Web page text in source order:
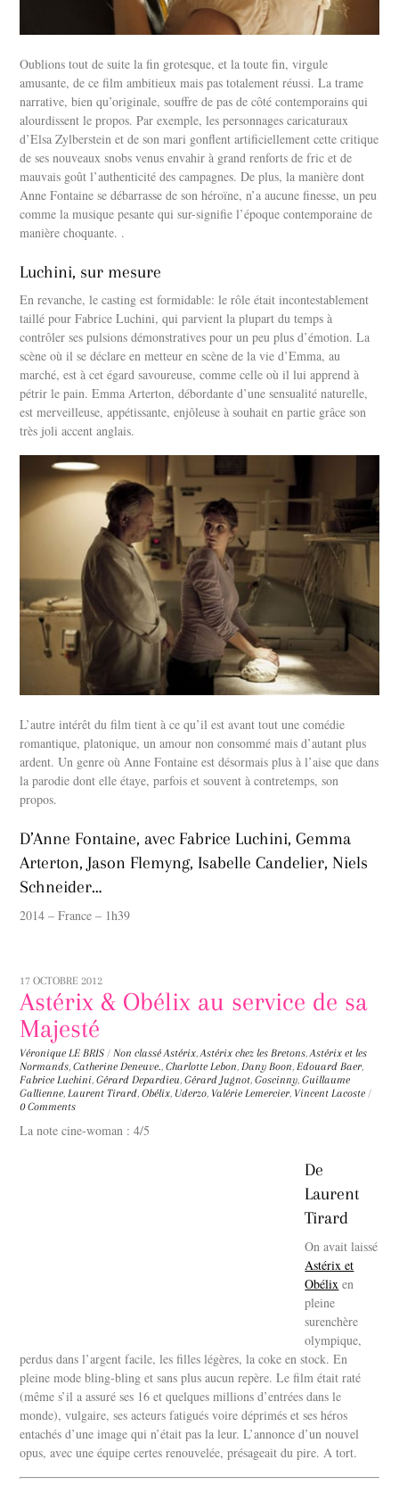
Oublions tout de suite la fin grotesque, et la toute fin, virgule
amusante, de ce film ambitieux mais pas totalement réussi. La trame
narrative, bien qu’originale, souffre de pas de côté contemporains qui
alourdissent le propos. Par exemple, les personnages caricaturaux
d’Elsa Zylberstein et de son mari gonflent artificiellement cette critique
de ses nouveaux snobs venus envahir à grand renforts de fric et de
mauvais goût l’authenticité des campagnes. De plus, la manière dont
Anne Fontaine se débarrasse de son héroïne, n’a aucune finesse, un peu
comme la musique pesante qui sur-signifie l’époque contemporaine de
manière choquante. .
Luchini, sur mesure
En revanche, le casting est formidable: le rôle était incontestablement
taillé pour Fabrice Luchini, qui parvient la plupart du temps à
contrôler ses pulsions démonstratives pour un peu plus d’émotion. La
scène où il se déclare en metteur en scène de la vie d’Emma, au
marché, est à cet égard savoureuse, comme celle où il lui apprend à
pétrir le pain. Emma Arterton, débordante d’une sensualité naturelle,
est merveilleuse, appétissante, enjôleuse à souhait en partie grâce son
très joli accent anglais.
L’autre intérêt du film tient à ce qu’il est avant tout une comédie
romantique, platonique, un amour non consommé mais d’autant plus
ardent. Un genre où Anne Fontaine est désormais plus à l’aise que dans
la parodie dont elle étaye, parfois et souvent à contretemps, son
propos.
D’Anne Fontaine, avec Fabrice Luchini, Gemma
Arterton, Jason Flemyng, Isabelle Candelier, Niels
Schneider…
2014 – France – 1h39
17 OCTOBRE 2012
Astérix & Obélix au service de sa
Majesté
Véronique LE BRIS / Non classé Astérix,Astérix chez les Bretons,Astérix et les
Normands,Catherine Deneuve.,Charlotte Lebon,Dany Boon,Edouard Baer,
Fabrice Luchini,Gérard Depardieu,Gérard Jugnot,Goscinny,Guillaume
Gallienne,Laurent Tirard,Obélix, Uderzo, Valérie Lemercier, Vincent Lacoste /
0 Comments
La note cine-woman : 4/5
De
Laurent
Tirard
On avait laissé
Astérix et
Obélix en
pleine
surenchère
olympique,
perdus dans l’argent facile, les filles légères, la coke en stock. En
pleine mode bling-bling et sans plus aucun repère. Le film était raté
(même s’il a assuré ses 16 et quelques millions d’entrées dans le
monde), vulgaire, ses acteurs fatigués voire déprimés et ses héros
entachés d’une image qui n’était pas la leur. L’annonce d’un nouvel
opus, avec une équipe certes renouvelée, présageait du pire. A tort.